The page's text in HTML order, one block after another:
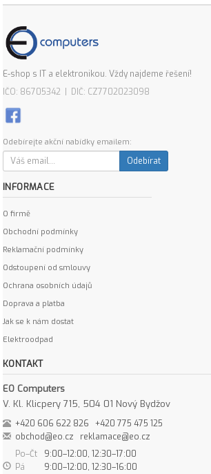
E-shop s IT a elektronikou. Vždy najdeme řešení!
IČO: 86705342 | DIČ: CZ7702023098
Odebírejte akční nabídky emailem:
Odebírat
INFORMACE
O firmě
Obchodní podmínky
Reklamační podmínky
Odstoupení od smlouvy
Ochrana osobních údajů
Doprava a platba
Jak se k nám dostat
Elektroodpad
KONTAKT
EO Computers
V. Kl. Klicpery 715, 504 01 Nový Bydžov
+420 606 622 826
+420 775 475 125
obchod@eo.cz
reklamace@eo.cz
Po–Čt
9:00–12:00, 12:30–17:00
Pá
9:00–12:00, 12:30–16:00